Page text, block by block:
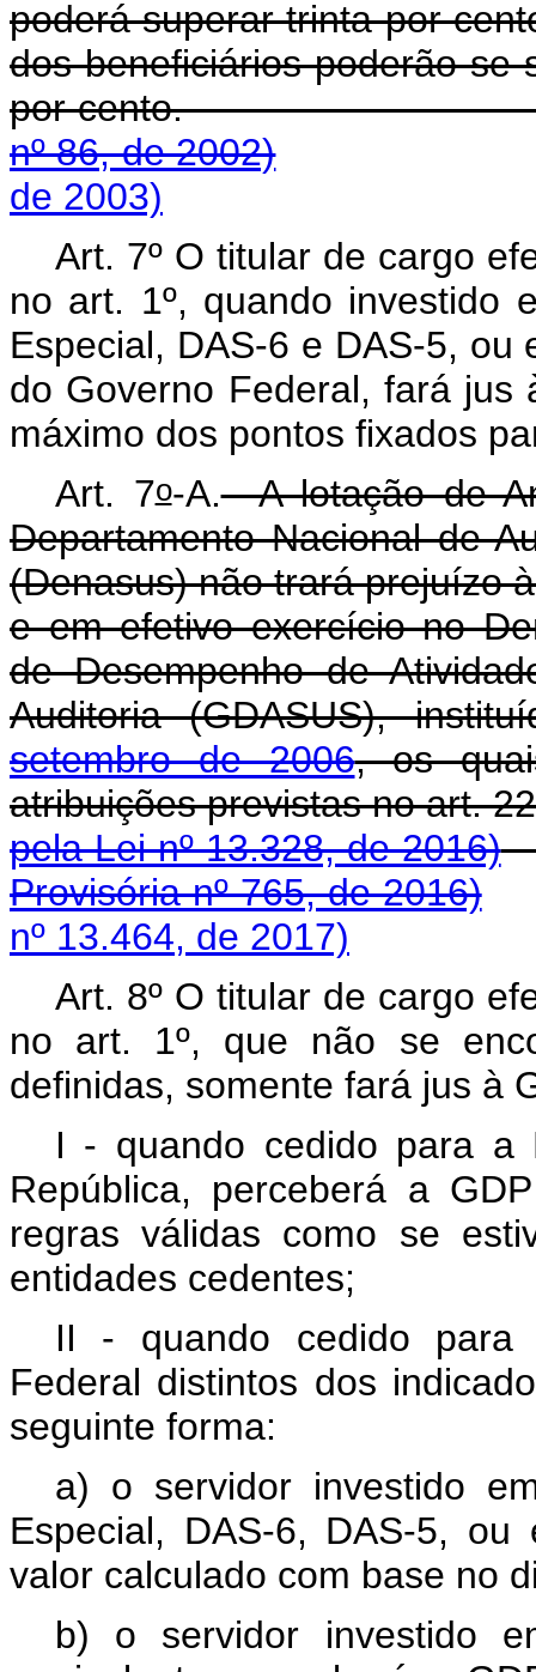
poderá superar trinta por
dos beneficiários poderão se
por
nº 86, de 2002)
de 2003)
Art. 7º O titular de cargo
no art. 1º, quando investido
Especial, DAS-6 e DAS-5,
do Governo Federal, fará jus
máximo dos pontos fixados
Art. 7o-A.A lotação de
Departamento Nacional de
(Denasus) não trará prejuízo
e em efetivo exercício no
de Desempenho de
Auditoria (GDASUS),
setembro de 2006, os
atribuições previstas no art.
pela Lei nº 13.328, de 2016)
Provisória nº 765, de 2016)
nº 13.464, de 2017)
Art. 8º O titular de cargo
no art. 1º, que não se
definidas, somente fará jus à
I - quando cedido para a
República, perceberá a
regras válidas como se
entidades cedentes;
II - quando cedido para
Federal distintos dos
seguinte forma:
a) o servidor investido
Especial, DAS-6, DAS-5,
valor calculado com base no
b) o servidor investido